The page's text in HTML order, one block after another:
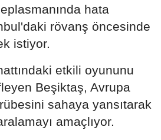
hata
rövanş öncesinde
istiyor.
etkili oyununu
Beşiktaş, Avrupa
sahaya yansıtarak
amaçlıyor.